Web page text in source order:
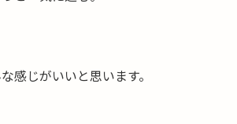
感じがいいと思います。